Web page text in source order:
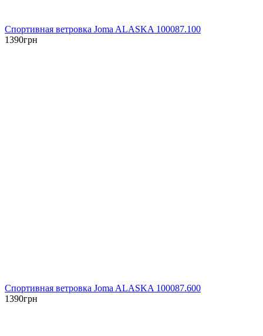
Спортивная ветровка Joma ALASKA 100087.100
1390грн
Спортивная ветровка Joma ALASKA 100087.600
1390грн